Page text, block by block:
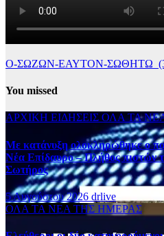
Ο-ΣΩΖΩΝ-ΕΑΥΤΟΝ-
You missed
ΑΡΧΙΚΗ ΕΙΔΗΣΕΙΣ ΟΛΑ ΤΑ
Με κατάνυξη ολοκληρώθηκε ο
Νέα Επίδαυρο – Πλήθος πιστών
Σωτήρος
5 Αυγούστου 2026 drlive
ΟΛΑ ΤΑ ΝΕΑ ΤΗΣ ΗΜΕΡΑΣ